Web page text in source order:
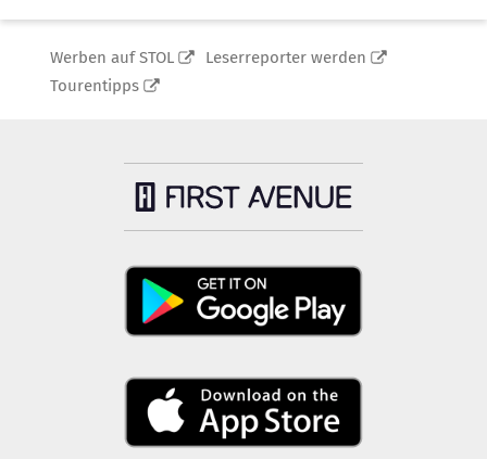
Werben auf STOL
Leserreporter werden
Tourentipps